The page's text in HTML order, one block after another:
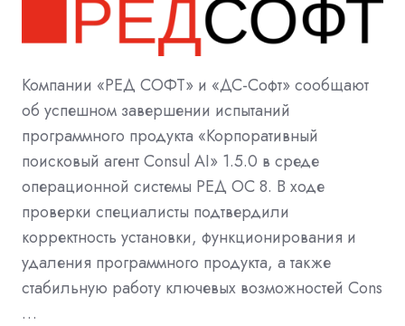
Компании «РЕД СОФТ» и «ДС-Софт» сообщают
об успешном завершении испытаний
программного продукта «Корпоративный
поисковый агент Consul AI» 1.5.0 в среде
операционной системы РЕД ОС 8. В ходе
проверки специалисты подтвердили
корректность установки, функционирования и
удаления программного продукта, а также
стабильную работу ключевых возможностей Cons
…